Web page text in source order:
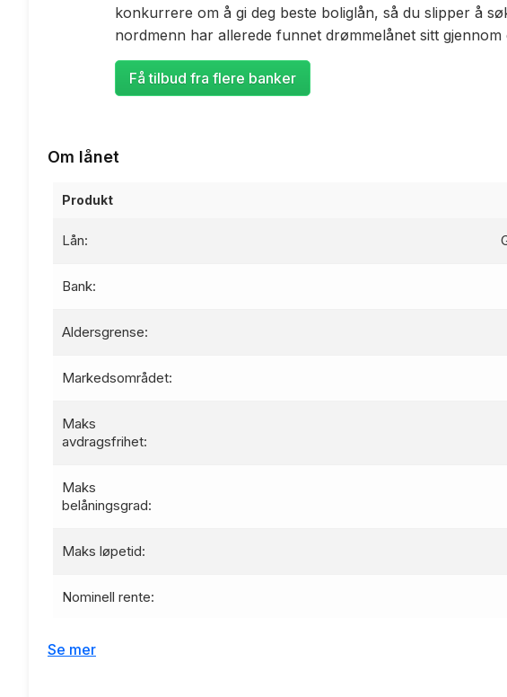
konkurrere om å gi deg beste boliglån, så du slipper å
nordmenn har allerede funnet drømmelånet sitt gjennom
Få tilbud fra flere banker
Om lånet
Produkt
Lån:
Bank:
Aldersgrense:
Markedsområdet:
Maks
avdragsfrihet:
Maks
belåningsgrad:
Maks løpetid:
Nominell rente:
Se mer